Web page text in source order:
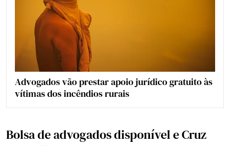
Advogados vão prestar apoio jurídico gratuito às
vítimas dos incêndios rurais
Bolsa de advogados disponível e Cruz